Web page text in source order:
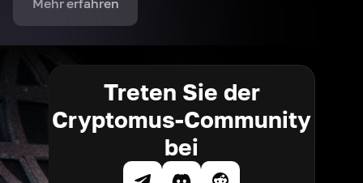
Mehr erfahren
Treten Sie der
Cryptomus-Community
bei